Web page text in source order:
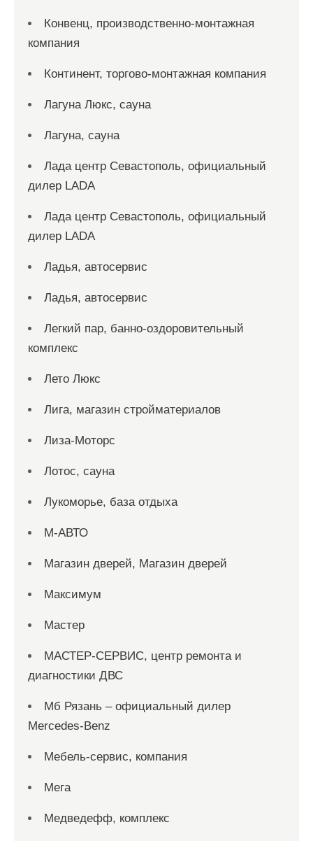
Конвенц, производственно-монтажная
компания
Континент, торгово-монтажная компания
Лагуна Люкс, сауна
Лагуна, сауна
Лада центр Севастополь, официальный
дилер LADA
Лада центр Севастополь, официальный
дилер LADA
Ладья, автосервис
Ладья, автосервис
Легкий пар, банно-оздоровительный
комплекс
Лето Люкс
Лига, магазин стройматериалов
Лиза-Моторс
Лотос, сауна
Лукоморье, база отдыха
М-АВТО
Магазин дверей, Магазин дверей
Максимум
Мастер
МАСТЕР-СЕРВИС, центр ремонта и
диагностики ДВС
Мб Рязань – официальный дилер
Mercedes-Benz
Мебель-сервис, компания
Мега
Медведефф, комплекс